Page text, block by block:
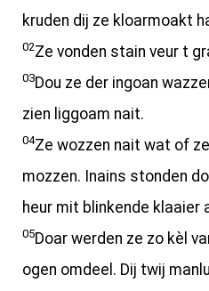
kruden dij ze kloarmoakt
02Ze vonden stain veur t
03Dou ze der ingoan
zien liggoam nait.
04Ze wozzen nait wat of
mozzen. Inains stonden
heur mit blinkende klaaier
05Doar werden ze zo kèl
ogen omdeel. Dij twij